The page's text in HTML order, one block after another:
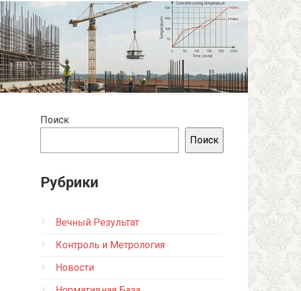
Поиск
Поиск
Рубрики
Вечный Результат
Контроль и Метрология
Новости